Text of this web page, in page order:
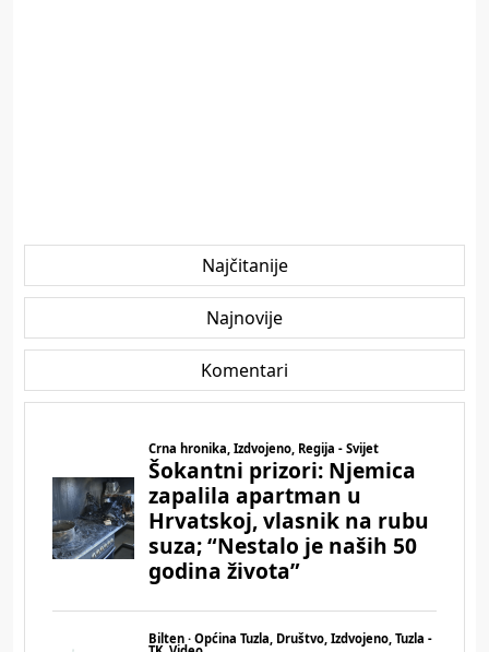
Najčitanije
Najnovije
Komentari